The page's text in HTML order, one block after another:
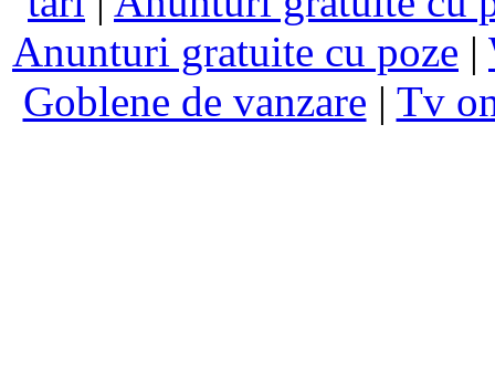
Anunturi gratuite cu poze |
Goblene de vanzare | Tv